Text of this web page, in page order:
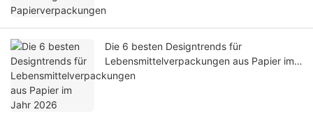
Die 6 besten Designtrends für
Lebensmittelverpackungen aus Papier im
Jahr 2026